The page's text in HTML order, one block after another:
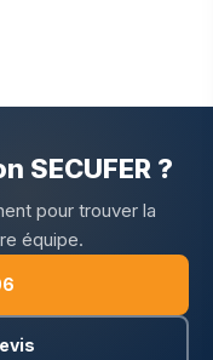
SECUFER ?
pour trouver la
équipe.